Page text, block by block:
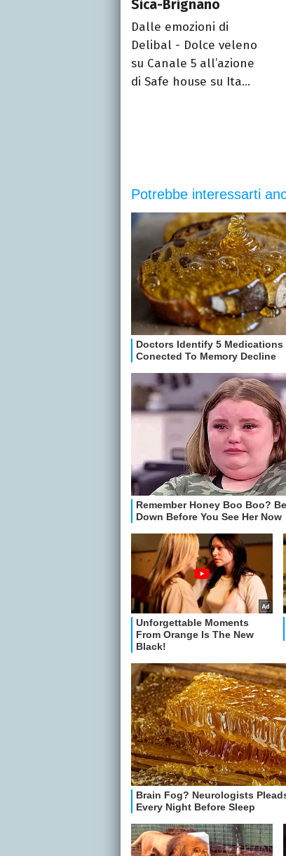
Sica-Brignano
Dalle emozioni di
Delibal - Dolce veleno
su Canale 5 all’azione
di Safe house su Ita...